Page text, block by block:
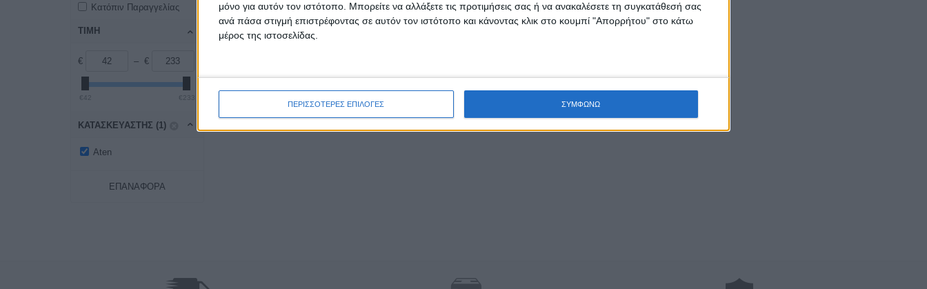
μόνο για αυτόν τον ιστότοπο. Μπορείτε να αλλάξετε τις προτιμήσεις σας ή να ανακαλέσετε τη συγκατάθεσή σας
ανά πάσα στιγμή επιστρέφοντας σε αυτόν τον ιστότοπο και κάνοντας κλικ στο κουμπί "Απορρήτου" στο κάτω
μέρος της ιστοσελίδας.
ΠΕΡΙΣΣΟΤΕΡΕΣ ΕΠΙΛΟΓΕΣ ΣΥΜΦΩΝΩ
Κατόπιν Παραγγελίας
ΤΙΜΗ
€ – €
€42 €233
ΚΑΤΑΣΚΕΥΑΣΤΉΣ (1)
Aten
ΕΠΑΝΑΦΟΡΆ